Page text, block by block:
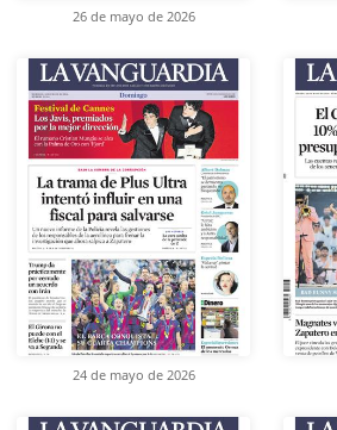
26 de mayo de 2026
24 de mayo de 2026